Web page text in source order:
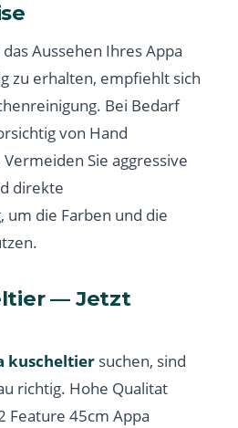
Aussehen Ihres Appa
zu erhalten, empfiehlt sich
Bei Bedarf
von Hand
Sie aggressive
direkte
um die Farben und die
— Jetzt
kuscheltier suchen, sind
richtig. Hohe Qualitat
Feature 45cm Appa